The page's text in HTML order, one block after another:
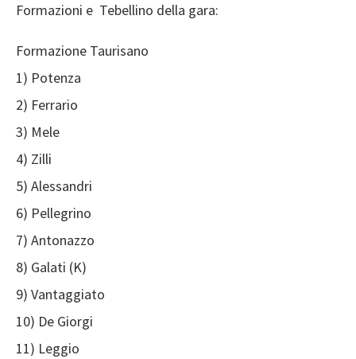
Formazioni e Tebellino della gara:
Formazione Taurisano
1) Potenza
2) Ferrario
3) Mele
4) Zilli
5) Alessandri
6) Pellegrino
7) Antonazzo
8) Galati (K)
9) Vantaggiato
10) De Giorgi
11) Leggio